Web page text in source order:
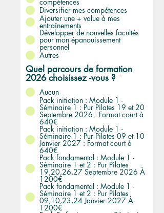
Diversifier mes compétences
Ajouter une + value à mes
entraînements
Développer de nouvelles facultés
pour mon épanouissement
personnel
Autres
Quel parcours de formation
2026 choisissez -vous ? *
Aucun
Pack initiation : Module 1 -
Séminaire 1 : Pur Pilates 19 et 20
Septembre 2026 : Format court à
640€
Pack initiation : Module 1 -
Séminaire 1 : Pur Pilates 09 et 10
Janvier 2027 : Format court à
640€
Pack fondamental : Module 1 -
Séminaire 1 et 2 : Pur Pilates
19,20,26,27 Septembre 2026 À
1200€
Pack fondamental : Module 1 -
Séminaire 1 et 2 : Pur Pilates
09,10,23,24 Janvier 2027 À
1200€